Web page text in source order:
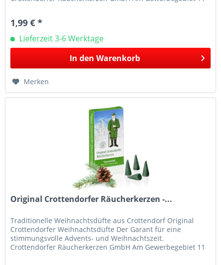
1,99 € *
Lieferzeit 3-6 Werktage
In den Warenkorb
Merken
Original Crottendorfer Räucherkerzen -...
Traditionelle Weihnachtsdüfte aus Crottendorf Original
Crottendorfer Weihnachtsdüfte Der Garant für eine
stimmungsvolle Advents- und Weihnachtszeit.
Crottendorfer Räucherkerzen GmbH Am Gewerbegebiet 11